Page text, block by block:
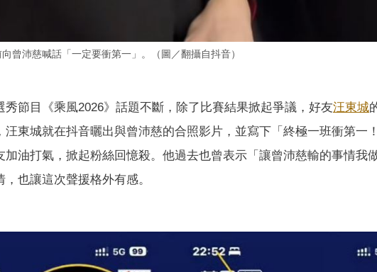
曾沛慈喊話「一定要衝第一」。（圖／翻攝自抖音）
秀節目《乘風2026》話題不斷，除了比賽結果掀起爭議，好友汪東城
汪東城就在抖音曬出與曾沛慈的合照影片，並寫下「終極一班衝第一
油打氣，掀起粉絲回憶殺。他過去也曾表示「讓曾沛慈輸的事情我
，也讓這次聲援格外有感。